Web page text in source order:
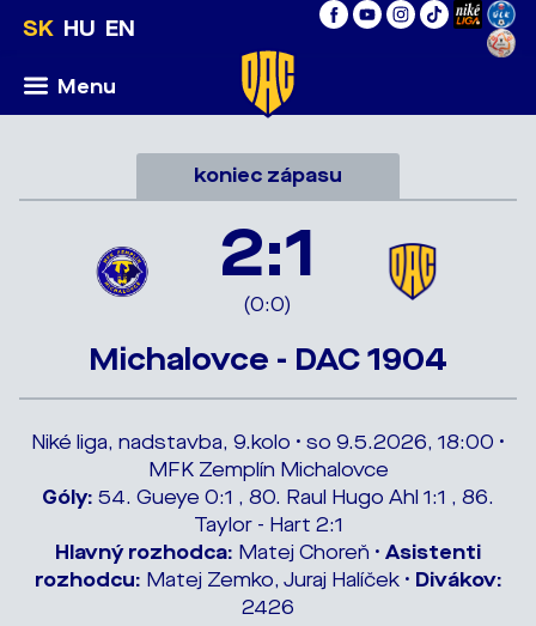
SK HU EN
Menu
koniec zápasu
2:1
(0:0)
Michalovce - DAC 1904
Niké liga, nadstavba, 9.kolo • so 9.5.2026, 18:00 •
MFK Zemplín Michalovce
Góly: 54. Gueye 0:1 , 80. Raul Hugo Ahl 1:1 , 86.
Taylor - Hart 2:1
Hlavný rozhodca: Matej Choreň • Asistenti
rozhodcu: Matej Zemko, Juraj Halíček • Divákov:
2426